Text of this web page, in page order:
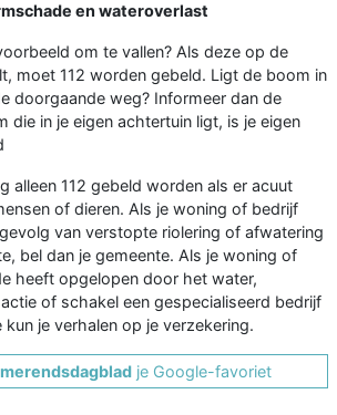
en wateroverlast
om te vallen? Als deze op de
moet 112 worden gebeld. Ligt de boom in
doorgaande weg? Informeer dan de
die in je eigen achtertuin ligt, is je eigen
alleen 112 gebeld worden als er acuut
of dieren. Als je woning of bedrijf
van verstopte riolering of afwatering
bel dan je gemeente. Als je woning of
heeft opgelopen door het water,
of schakel een gespecialiseerd bedrijf
kun je verhalen op je verzekering.
je Google-favoriet